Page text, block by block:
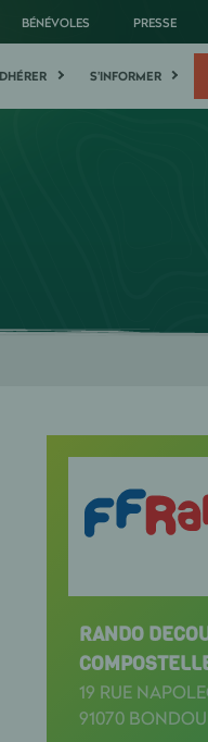
BÉNÉVOLES PRESSE
S'INFORMER
RANDO
19 RUE
91070